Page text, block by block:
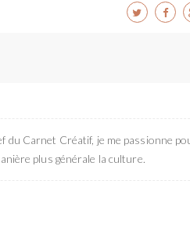
du Carnet Créatif, je me passionne
plus générale la culture.